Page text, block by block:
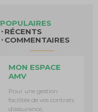
POPULAIRES
RÉCENTS
COMMENTAIRES
MON ESPACE
AMV
Pour une gestion
facilitée de vos contrats
d’assurance,